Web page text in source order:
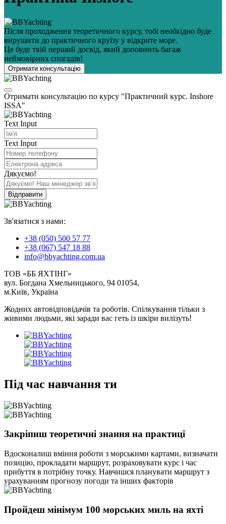
Після проходження теоретичного курсу, тобі необхідно буде
вирушити до практичного круїзу у відкрите море.
Це буде твій перший досвід, який доповнить багаж
неймовірних спогадів!
Отримати консультацію
Отримати консультацію по курсу "Практичний курс. Inshore
ISSA"
Text Input
Text Input
Дякуємо!
Відправити
Зв'язатися з нами:
+38 (050) 500 57 77
+38 (067) 547 18 88
info@bbyachting.com.ua
ТОВ «ББ ЯХТІНГ»
вул. Богдана Хмельницького, 94 01054,
м.Київ, Україна
Жодних автовідповідачів та роботів. Спілкування тільки з
живими людьми, які заради вас геть із шкіри вилізуть!
Під час навчання ти
Закріпиш теоретичні знання на практиці
Вдосконалиш вміння роботи з морськими картами, визначати
позицію, прокладати маршрут, розраховувати курс і час
прибуття в потрібну точку. Навчишся планувати маршрут з
урахуванням прогнозу погоди та інших факторів
Пройдеш мінімум 100 морських миль на яхті